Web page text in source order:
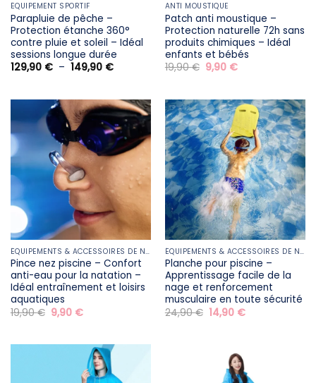
ÉQUIPEMENT SPORTIF
Parapluie de pêche –
Protection étanche 360°
contre pluie et soleil – Idéal
sessions longue durée
129,90 € – 149,90 €Plage
à
149,90 €
ANTI MOUSTIQUE
Patch anti moustique –
Protection naturelle 72h sans
produits chimiques – Idéal
enfants et bébés
19,90€ Le
prix
19,90 €.
9,90 €Le
9,90 €.
ÉQUIPEMENTS & ACCESSOIRES DE NATATION
Pince nez piscine – Confort
anti-eau pour la natation –
Idéal entraînement et loisirs
aquatiques
19,90€ Le
prix
19,90 €.
9,90 €Le
9,90 €.
ÉQUIPEMENTS & ACCESSOIRES DE NATATION
Planche pour piscine –
Apprentissage facile de la
nage et renforcement
musculaire en toute sécurité
24,90€ Le
prix
14,90 €Le